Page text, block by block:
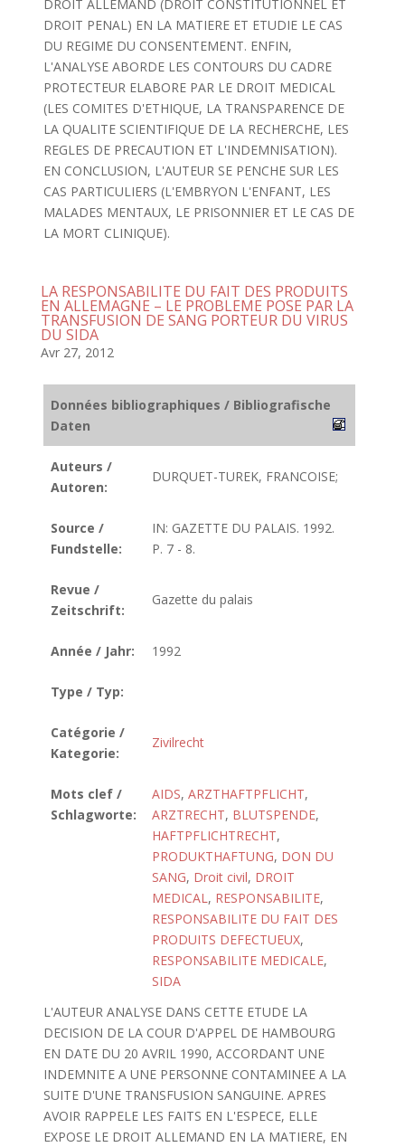
DROIT ALLEMAND (DROIT CONSTITUTIONNEL ET
DROIT PENAL) EN LA MATIERE ET ETUDIE LE CAS
DU REGIME DU CONSENTEMENT. ENFIN,
L'ANALYSE ABORDE LES CONTOURS DU CADRE
PROTECTEUR ELABORE PAR LE DROIT MEDICAL
(LES COMITES D'ETHIQUE, LA TRANSPARENCE DE
LA QUALITE SCIENTIFIQUE DE LA RECHERCHE, LES
REGLES DE PRECAUTION ET L'INDEMNISATION).
EN CONCLUSION, L'AUTEUR SE PENCHE SUR LES
CAS PARTICULIERS (L'EMBRYON L'ENFANT, LES
MALADES MENTAUX, LE PRISONNIER ET LE CAS DE
LA MORT CLINIQUE).
LA RESPONSABILITE DU FAIT DES PRODUITS
EN ALLEMAGNE – LE PROBLEME POSE PAR LA
TRANSFUSION DE SANG PORTEUR DU VIRUS
DU SIDA
Avr 27, 2012
Données bibliographiques / Bibliografische
Daten
Auteurs /
Autoren:
DURQUET-TUREK, FRANCOISE;
Source /
Fundstelle:
IN: GAZETTE DU PALAIS. 1992.
P. 7 - 8.
Revue /
Zeitschrift:
Gazette du palais
Année / Jahr: 1992
Type / Typ:
Catégorie /
Kategorie:
Zivilrecht
Mots clef /
Schlagworte:
AIDS, ARZTHAFTPFLICHT,
ARZTRECHT, BLUTSPENDE,
HAFTPFLICHTRECHT,
PRODUKTHAFTUNG, DON DU
SANG, Droit civil, DROIT
MEDICAL, RESPONSABILITE,
RESPONSABILITE DU FAIT DES
PRODUITS DEFECTUEUX,
RESPONSABILITE MEDICALE,
SIDA
L'AUTEUR ANALYSE DANS CETTE ETUDE LA
DECISION DE LA COUR D'APPEL DE HAMBOURG
EN DATE DU 20 AVRIL 1990, ACCORDANT UNE
INDEMNITE A UNE PERSONNE CONTAMINEE A LA
SUITE D'UNE TRANSFUSION SANGUINE. APRES
AVOIR RAPPELE LES FAITS EN L'ESPECE, ELLE
EXPOSE LE DROIT ALLEMAND EN LA MATIERE, EN